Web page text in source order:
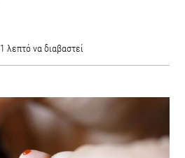
1 λεπτό να διαβαστεί